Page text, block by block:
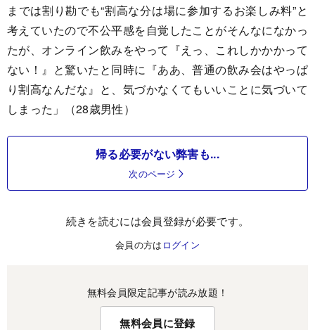
までは割り勘でも“割高な分は場に参加するお楽しみ料”と
考えていたので不公平感を自覚したことがそんなになかっ
たが、オンライン飲みをやって『えっ、これしかかかって
ない！』と驚いたと同時に『ああ、普通の飲み会はやっぱ
り割高なんだな』と、気づかなくてもいいことに気づいて
しまった」（28歳男性）
帰る必要がない弊害も...
次のページ
続きを読むには会員登録が必要です。
会員の方は ログイン
無料会員限定記事が読み放題！
無料会員に登録